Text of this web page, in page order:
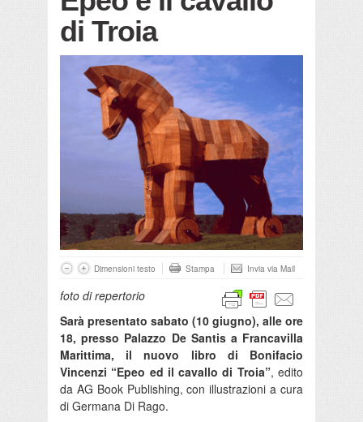
di Troia
Dimensioni testo Stampa Invia via Mail
foto di repertorio
Sarà presentato sabato (10 giugno), alle ore
18, presso Palazzo De Santis a Francavilla
Marittima, il nuovo libro di Bonifacio
Vincenzi “Epeo ed il cavallo di Troia”, edito
da AG Book Publishing, con illustrazioni a cura
di Germana Di Rago.